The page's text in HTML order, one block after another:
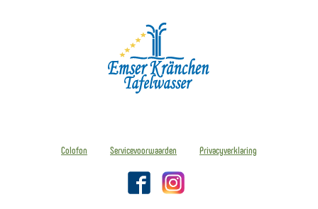
Colofon Servicevoorwaarden Privacyverklaring
FacebookInstagram